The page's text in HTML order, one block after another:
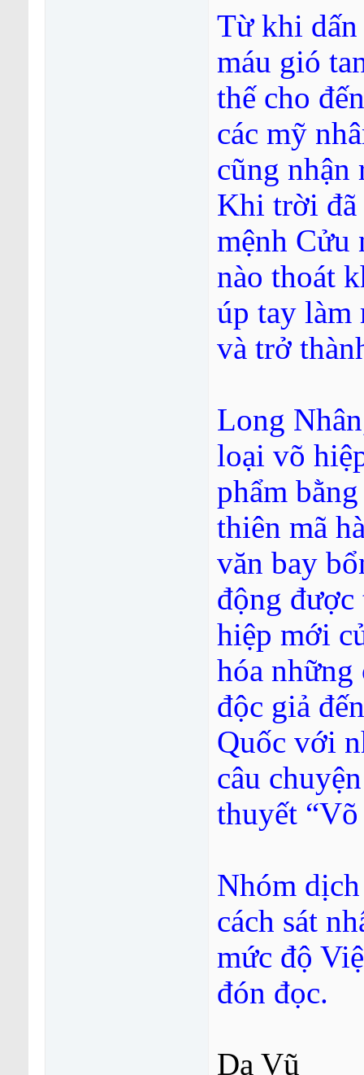
Từ khi dấn
máu gió
thế cho
các mỹ
cũng nhận
Khi trời đã
mệnh Cửu
nào thoát
úp tay làm
và trở
Long
loại võ
phẩm
thiên mã
văn bay
động
hiệp mới
hóa những
độc giả
Quốc với
câu
thuyết
Nhóm
cách sát
mức độ
đón đọc.
Dạ Vũ